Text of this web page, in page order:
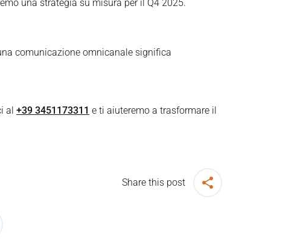
una strategia su misura per il Q4 2025.
comunicazione omnicanale significa
al +39 3451173311 e ti aiuteremo a trasformare il
Share this post